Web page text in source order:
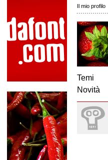
Il mio profilo
Temi
Novità